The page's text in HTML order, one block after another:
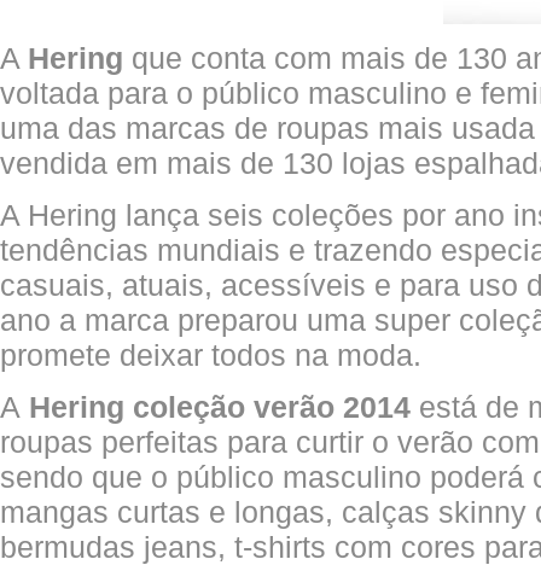
A Hering que conta com mais de 130
voltada para o público masculino e
uma das marcas de roupas mais
vendida em mais de 130 lojas
A Hering lança seis coleções por ano
tendências mundiais e trazendo
casuais, atuais, acessíveis e para uso
ano a marca preparou uma super
promete deixar todos na moda.
A Hering coleção verão 2014 está de
roupas perfeitas para curtir o verão
sendo que o público masculino poderá
mangas curtas e longas, calças skinny
bermudas jeans, t-shirts com cores